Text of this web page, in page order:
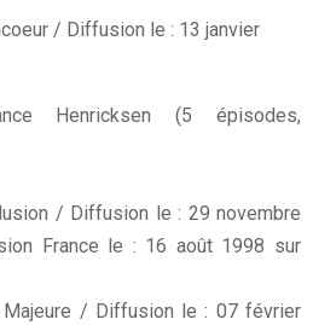
/ Diffusion le : 13 janvier
Henricksen (5 épisodes,
/ Diffusion le : 29 novembre
France le : 16 août 1998 sur
/ Diffusion le : 07 février